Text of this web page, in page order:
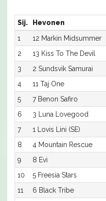
Sij. Hevonen
1
12 Markin Midsummer
2
13 Kiss To The Devil
3
2 Sundsvik Samurai
4
11 Taj One
5
7 Benon Safiro
6
3 Luna Lovegood
7
1 Lovis Lini (SE)
8
4 Mountain Rescue
9
8 Evi
10
5 Freesia Stars
11
6 Black Tribe